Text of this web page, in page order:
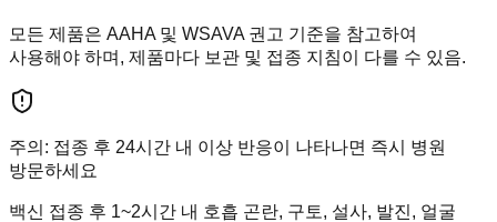
모든 제품은 AAHA 및 WSAVA 권고 기준을 참고하여
사용해야 하며, 제품마다 보관 및 접종 지침이 다를 수 있음.
주의: 접종 후 24시간 내 이상 반응이 나타나면 즉시 병원
방문하세요
백신 접종 후 1~2시간 내 호흡 곤란, 구토, 설사, 발진, 얼굴